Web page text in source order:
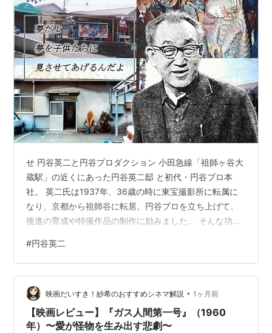
せ 円谷英二と円谷プロダクション 小田急線「祖師ヶ谷大
蔵駅」の近くにあった円谷英二邸 と初代・円谷プロ本
社。 英二氏は1937年、36歳の時に東宝撮影所に転属に
なり、京都から祖師谷に転居。円谷プロを立ち上げて、
後進の育成や特撮作品の制作に励みました。 そんな功績
殿堂入りの表彰があり、また、先日は須賀川市が円谷英
二を主人公にした朝ドラの誘致活動に乗り出しました。
今年で生誕125周年を迎えたので、特撮の神様の半生を振
り返りながら、ウルトラファンの聖地の誕生に迫ります
――。 [出典] NHKニュース 目次 円谷英二の黎明期 映画
人としての第一…
#円谷英二
映画だいすき！紗希のおすすめシネマ解説 • 1ヶ月前
【映画レビュー】『ガス人間第一号』（1960
年）〜愛が怪物を生み出す悲劇〜